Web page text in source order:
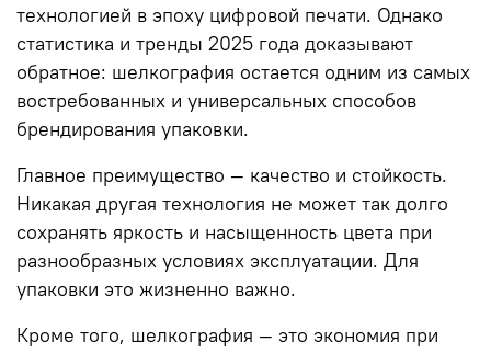
технологией в эпоху цифровой печати. Однако
статистика и тренды 2025 года доказывают
обратное: шелкография остается одним из самых
востребованных и универсальных способов
брендирования упаковки.
Главное преимущество — качество и стойкость.
Никакая другая технология не может так долго
сохранять яркость и насыщенность цвета при
разнообразных условиях эксплуатации. Для
упаковки это жизненно важно.
Кроме того, шелкография — это экономия при